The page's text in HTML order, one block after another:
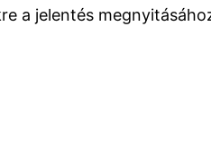
a jelentés